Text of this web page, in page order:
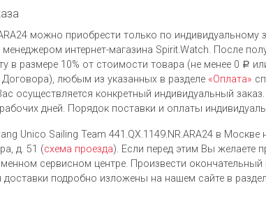
можно приобрести только по индивидуальному
интернет-магазина Spirit.Watch. После
в размере 10% от стоимости товара (не менее 0 Р
любым из указанных в разделе «Оплата»
осуществляется конкретный индивидуальный
дней. Порядок поставки и оплаты
Unico Sailing Team 441.QX.1149.NR.ARA24 в
д. 51 (схема проезда). Если перед этим Вы желаете
сервисном центре. Произвести
доставки подробно изложены на нашем сайте в